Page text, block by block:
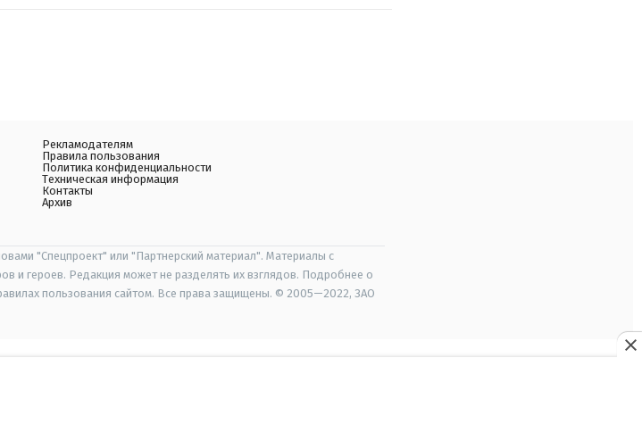
Рекламодателям
Правила пользования
Политика конфиденциальности
Техническая информация
Контакты
Архив
"Спецпроект" или "Партнерский материал". Материалы с
и героев. Редакция может не разделять их взглядов. Подробнее о
пользования сайтом. Все права защищены. © 2005—2022, ЗАО